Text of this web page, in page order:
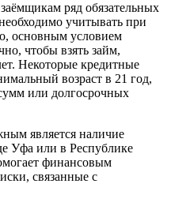
ряд обязательных
учитывать при
основным условием
чтобы взять займ,
Некоторые кредитные
возраст в 21 год,
или долгосрочных
является наличие
Уфа или в Республике
финансовым
связанные с